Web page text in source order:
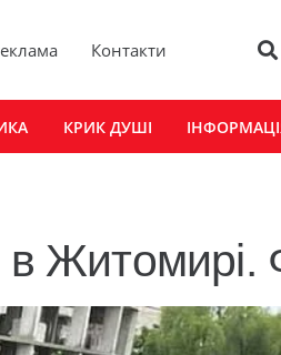
Контакти
КРИК ДУШІ
в Житомирі.